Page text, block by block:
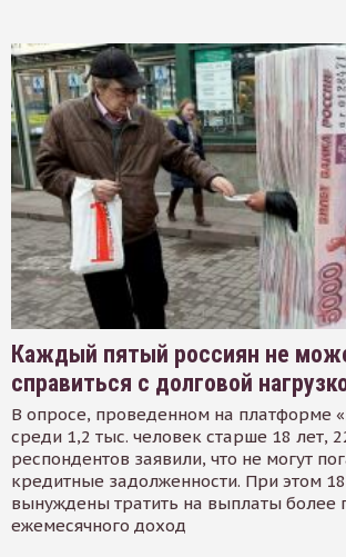
Каждый пятый россиян не
справиться с долговой
В опросе, проведенном на платформе
среди 1,2 тыс. человек старше 18 лет,
респондентов заявили, что не могут
кредитные задолженности. При этом
вынуждены тратить на выплаты более
ежемесячного доход